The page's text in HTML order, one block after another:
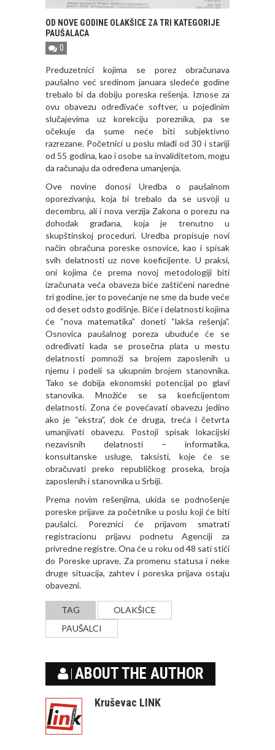
OD NOVE GODINE OLAKŠICE ZA TRI KATEGORIJE
PAUŠALACA
0
Preduzetnici kojima se porez obračunava
paušalno već sredinom januara sledeće godine
trebalo bi da dobiju poreska rešenja. Iznose za
ovu obavezu određivaće softver, u pojedinim
slučajevima uz korekciju poreznika, pa se
očekuje da sume neće biti subjektivno
razrezane. Početnici u poslu mlađi od 30 i stariji
od 55 godina, kao i osobe sa invaliditetom, mogu
da računaju da određena umanjenja.
Ove novine donosi Uredba o paušalnom
oporezivanju, koja bi trebalo da se usvoji u
decembru, ali i nova verzija Zakona o porezu na
dohodak građana, koja je trenutno u
skupštinskoj proceduri. Uredba propisuje novi
način obračuna poreske osnovice, kao i spisak
svih delatnosti uz nove koeficijente. U praksi,
oni kojima će prema novoj metodologiji biti
izračunata veća obaveza biće zaštićeni naredne
tri godine, jer to povećanje ne sme da bude veće
od deset odsto godišnje. Biće i delatnosti kojima
će “nova matematika” doneti “lakša rešenja”.
Osnovica paušalnog poreza ubuduće će se
određivati kada se prosečna plata u mestu
delatnosti pomnoži sa brojem zaposlenih u
njemu i podeli sa ukupnim brojem stanovnika.
Tako se dobija ekonomski potencijal po glavi
stanovika. Množiće se sa koeficijentom
delatnosti. Zona će povećavati obavezu jedino
ako je “ekstra”, dok će druga, treća i četvrta
umanjivati obavezu. Postoji spisak lokacijski
nezavisnih delatnosti – informatika,
konsultanske usluge, taksisti, koje će se
obračuvati preko republičkog proseka, broja
zaposlenih i stanovnika u Srbiji.
Prema novim rešenjima, ukida se podnošenje
poreske prijave za početnike u poslu koji će biti
paušalci. Poreznici će prijavom smatrati
registracionu prijavu podnetu Agenciji za
privredne registre. Ona će u roku od 48 sati stići
do Poreske uprave. Za promenu statusa i neke
druge situacija, zahtev i poreska prijava ostaju
obavezni.
TAG
OLAKŠICE
PAUŠALCI
ABOUT THE AUTHOR
Kruševac LINK